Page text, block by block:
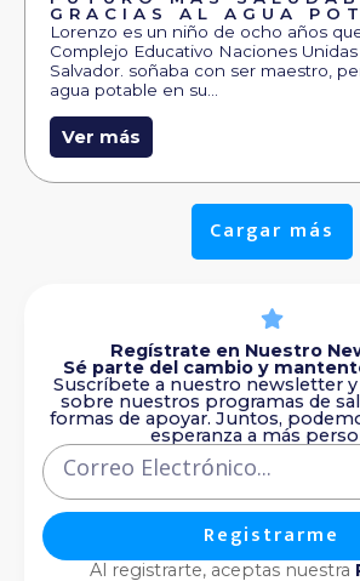
GRACIAS AL AGUA
Lorenzo es un niño de ocho años
Complejo Educativo Naciones
Salvador. soñaba con ser maestro,
agua potable en su…
Ver más
Cargar más
Regístrate en Nuestro
Sé parte del cambio y
Suscríbete a nuestro newsletter
sobre nuestros programas de
formas de apoyar. Juntos,
esperanza a más
Registrarme
Al registrarte, aceptas nuestra